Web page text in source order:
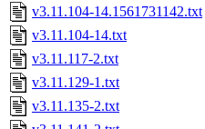
v3.11.104-14.1561731142.txt
v3.11.104-14.txt
v3.11.117-2.txt
v3.11.129-1.txt
v3.11.135-2.txt